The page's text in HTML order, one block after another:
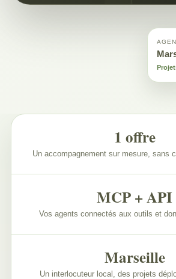
1 offre
Un accompagnement sur mesure, sans
MCP + API
Vos agents connectés aux outils et
Marseille
Un interlocuteur local, des projets